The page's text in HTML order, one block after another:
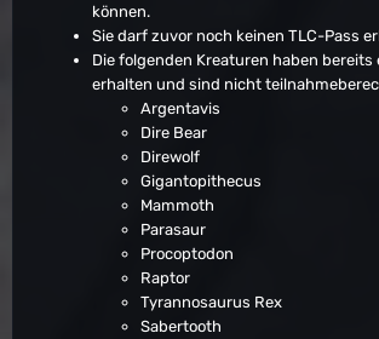
können.
Sie darf zuvor noch keinen TLC-Pass
Die folgenden Kreaturen haben bereits
erhalten und sind nicht
Argentavis
Dire Bear
Direwolf
Gigantopithecus
Mammoth
Parasaur
Procoptodon
Raptor
Tyrannosaurus Rex
Sabertooth